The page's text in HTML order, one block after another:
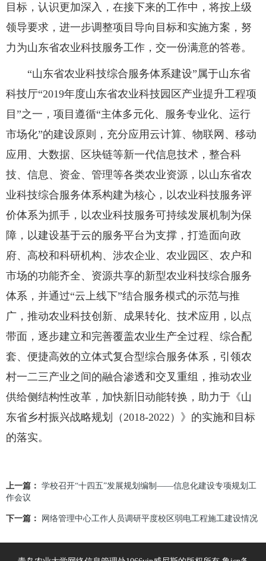
目标，认识更加深入，在接下来的工作中，将按上级
领导要求，进一步调整项目导向目标和实施方案，努
力为山东省农业科技服务工作，交一份满意的答卷。
“山东省农业科技综合服务体系建设”属于山东省
科技厅“2019年度山东省农业科技园区产业提升工程项
目”之一，项目遵循“主体多元化、服务专业化、运行
市场化”的建设原则，充分应用云计算、物联网、移动
应用、大数据、区块链等新一代信息技术，整合科
技、信息、资金、管理等各类农业资源，以山东省农
业科技综合服务体系构建为核心，以农业科技服务评
价体系为抓手，以农业科技服务可持续发展机制为保
障，以建设基于云的服务平台为支撑，打造面向政
府、高校和科研机构、涉农企业、农业园区、农户和
市场的功能齐全、资源共享的新型农业科技综合服务
体系，并通过“云上线下”结合服务模式的示范与推
广，推动农业科技创新、成果转化、技术应用，以点
带面，逐步建立和完善覆盖农业生产全过程、综合配
套、便捷高效的立体式复合型综合服务体系，引领农
村一二三产业之间的融合渗透和交叉重组，推动农业
供给侧结构性改革，加快新旧动能转换，助力于《山
东省乡村振兴战略规划（2018-2022）》的实施和目标
的落实。
上一篇： 学校召开“十四五”发展规划编制——信息化建设专项规划工
作会议
下一篇： 网络管理中心工作人员调研平度校区弱电工程施工建设情况